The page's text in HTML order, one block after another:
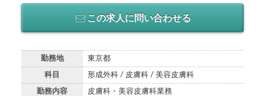
この求人に問い合わせる
勤務地 東京都
科目 形成外科 / 皮膚科 / 美容皮膚科
勤務内容
皮膚科・美容皮膚科業務